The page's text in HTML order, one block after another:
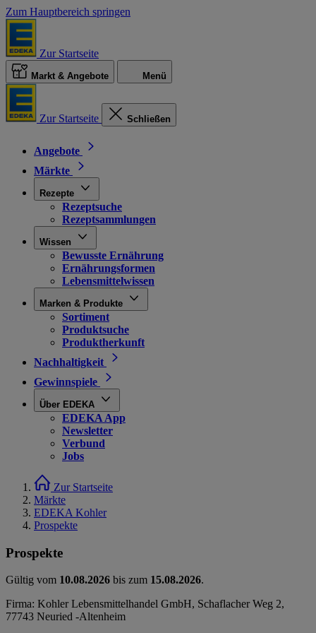
Zum Hauptbereich springen
Zur Startseite
Markt & Angebote Menü
Zur Startseite Schließen
Angebote
Märkte
Rezepte
Rezeptsuche
Rezeptsammlungen
Wissen
Bewusste Ernährung
Ernährungsformen
Lebensmittelwissen
Marken & Produkte
Sortiment
Produktsuche
Produktherkunft
Nachhaltigkeit
Gewinnspiele
Über EDEKA
EDEKA App
Newsletter
Verbund
Jobs
Zur Startseite
Märkte
EDEKA Kohler
Prospekte
Prospekte
Gültig vom 10.08.2026 bis zum 15.08.2026.
Firma: Kohler Lebensmittelhandel GmbH, Schaflacher Weg 2,
77743 Neuried -Altenheim